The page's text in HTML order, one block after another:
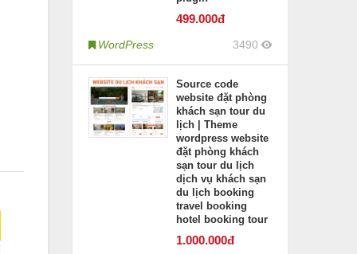
499.000đ
WordPress 3490
Source code
website đặt phòng
khách sạn tour du
lịch | Theme
wordpress website
đặt phòng khách
sạn tour du lịch
dịch vụ khách sạn
du lịch booking
travel booking
hotel booking tour
1.000.000đ